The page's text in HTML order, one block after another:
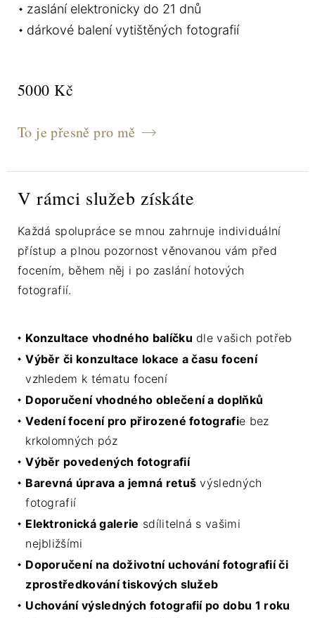
zaslání elektronicky do 21 dnů
dárkové balení vytištěných fotografií
5000 Kč
To je přesně pro mě
V rámci služeb získáte
Každá spolupráce se mnou zahrnuje individuální
přístup a plnou pozornost věnovanou vám před
focením, během něj i po zaslání hotových
fotografií.
Konzultace vhodného balíčku dle vašich potřeb
Výběr či konzultace lokace a času focení
vzhledem k tématu focení
Doporučení vhodného oblečení a doplňků
Vedení focení pro přirozené fotografie bez
krkolomných póz
Výběr povedených fotografií
Barevná úprava a jemná retuš výsledných
fotografií
Elektronická galerie sdílitelná s vašimi
nejbližšími
Doporučení na doživotní uchování fotografií či
zprostředkování tiskových služeb
Uchování výsledných fotografií po dobu 1 roku